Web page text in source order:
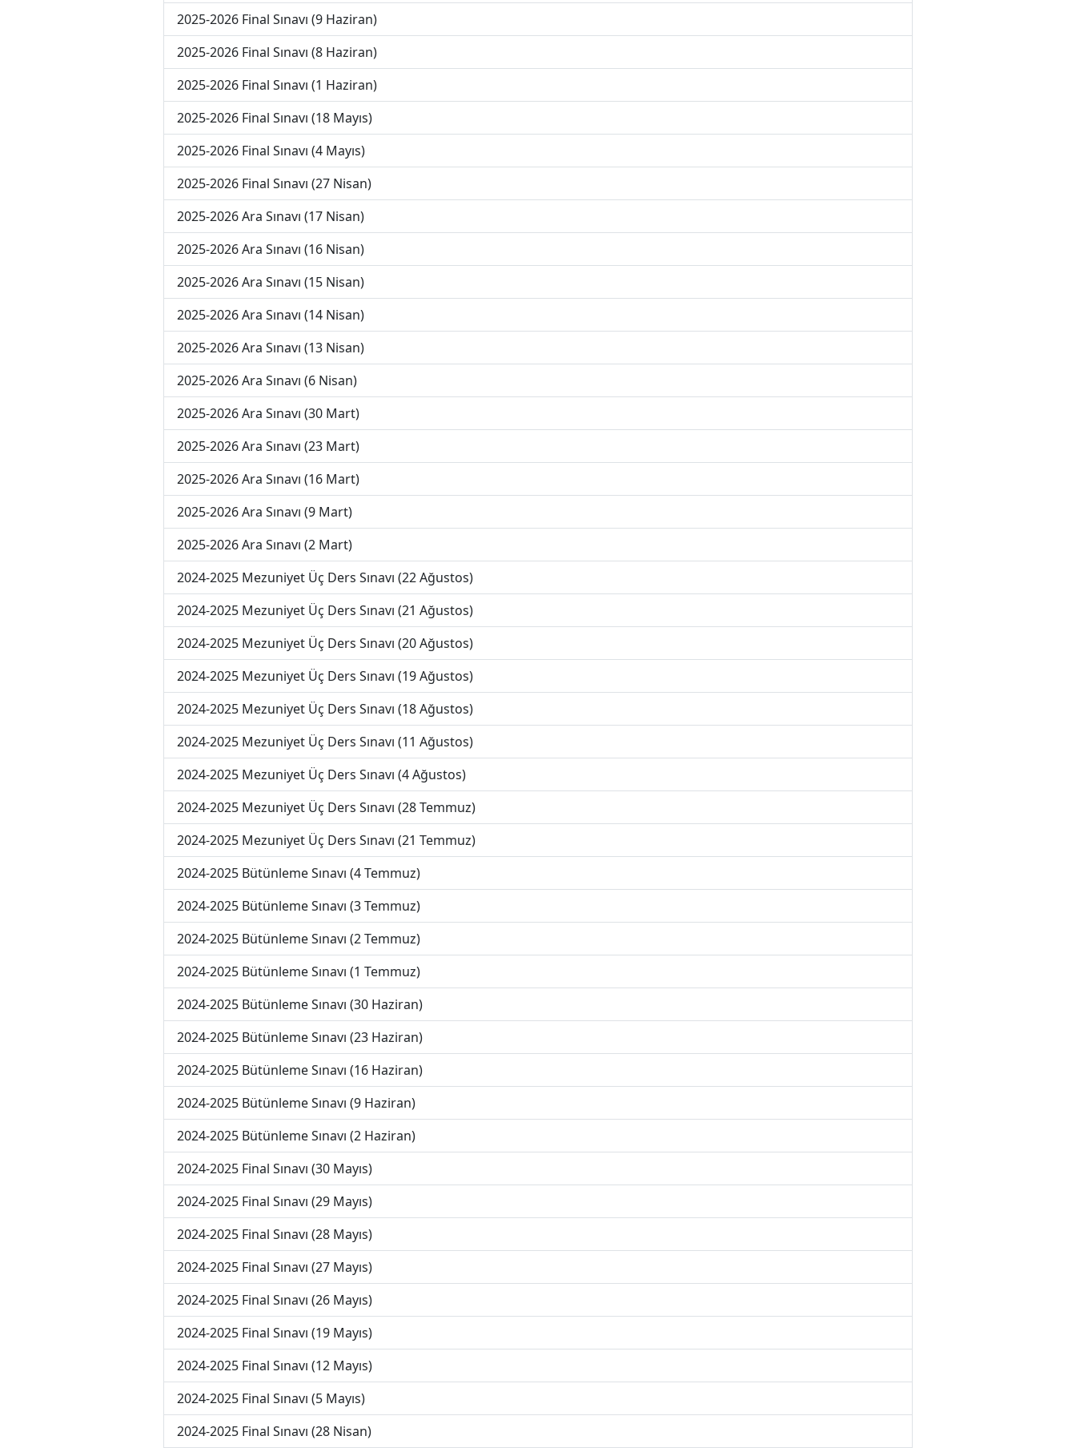
2025-2026 Final Sınavı (9 Haziran)
2025-2026 Final Sınavı (8 Haziran)
2025-2026 Final Sınavı (1 Haziran)
2025-2026 Final Sınavı (18 Mayıs)
2025-2026 Final Sınavı (4 Mayıs)
2025-2026 Final Sınavı (27 Nisan)
2025-2026 Ara Sınavı (17 Nisan)
2025-2026 Ara Sınavı (16 Nisan)
2025-2026 Ara Sınavı (15 Nisan)
2025-2026 Ara Sınavı (14 Nisan)
2025-2026 Ara Sınavı (13 Nisan)
2025-2026 Ara Sınavı (6 Nisan)
2025-2026 Ara Sınavı (30 Mart)
2025-2026 Ara Sınavı (23 Mart)
2025-2026 Ara Sınavı (16 Mart)
2025-2026 Ara Sınavı (9 Mart)
2025-2026 Ara Sınavı (2 Mart)
2024-2025 Mezuniyet Üç Ders Sınavı (22 Ağustos)
2024-2025 Mezuniyet Üç Ders Sınavı (21 Ağustos)
2024-2025 Mezuniyet Üç Ders Sınavı (20 Ağustos)
2024-2025 Mezuniyet Üç Ders Sınavı (19 Ağustos)
2024-2025 Mezuniyet Üç Ders Sınavı (18 Ağustos)
2024-2025 Mezuniyet Üç Ders Sınavı (11 Ağustos)
2024-2025 Mezuniyet Üç Ders Sınavı (4 Ağustos)
2024-2025 Mezuniyet Üç Ders Sınavı (28 Temmuz)
2024-2025 Mezuniyet Üç Ders Sınavı (21 Temmuz)
2024-2025 Bütünleme Sınavı (4 Temmuz)
2024-2025 Bütünleme Sınavı (3 Temmuz)
2024-2025 Bütünleme Sınavı (2 Temmuz)
2024-2025 Bütünleme Sınavı (1 Temmuz)
2024-2025 Bütünleme Sınavı (30 Haziran)
2024-2025 Bütünleme Sınavı (23 Haziran)
2024-2025 Bütünleme Sınavı (16 Haziran)
2024-2025 Bütünleme Sınavı (9 Haziran)
2024-2025 Bütünleme Sınavı (2 Haziran)
2024-2025 Final Sınavı (30 Mayıs)
2024-2025 Final Sınavı (29 Mayıs)
2024-2025 Final Sınavı (28 Mayıs)
2024-2025 Final Sınavı (27 Mayıs)
2024-2025 Final Sınavı (26 Mayıs)
2024-2025 Final Sınavı (19 Mayıs)
2024-2025 Final Sınavı (12 Mayıs)
2024-2025 Final Sınavı (5 Mayıs)
2024-2025 Final Sınavı (28 Nisan)